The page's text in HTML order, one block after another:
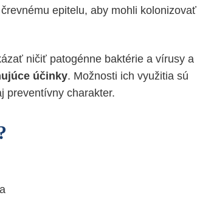
epitelu, aby mohli kolonizovať
ničiť patogénne baktérie a vírusy a
účinky. Možnosti ich využitia sú
preventívny charakter.